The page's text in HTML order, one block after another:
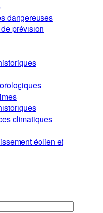
dangereuses
prévision
climatiques
éolien et